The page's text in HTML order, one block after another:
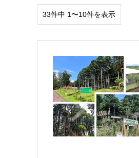
33件中 1〜10件を表示